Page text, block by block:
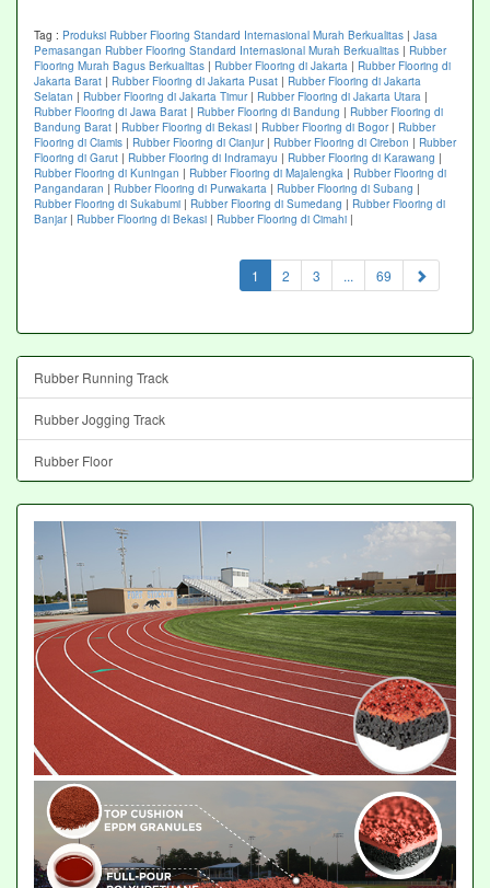
Tag : Produksi Rubber Flooring Standard Internasional Murah Berkualitas | Jasa
Pemasangan Rubber Flooring Standard Internasional Murah Berkualitas | Rubber
Flooring Murah Bagus Berkualitas | Rubber Flooring di Jakarta | Rubber Flooring di
Jakarta Barat | Rubber Flooring di Jakarta Pusat | Rubber Flooring di Jakarta
Selatan | Rubber Flooring di Jakarta Timur| Rubber Flooring di Jakarta Utara |
Rubber Flooring di Jawa Barat | Rubber Flooring di Bandung | Rubber Flooring di
Bandung Barat | Rubber Flooring di Bekasi | Rubber Flooring di Bogor| Rubber
Flooring di Ciamis | Rubber Flooring di Cianjur| Rubber Flooring di Cirebon | Rubber
Flooring di Garut | Rubber Flooring di Indramayu | Rubber Flooring di Karawang |
Rubber Flooring di Kuningan | Rubber Flooring di Majalengka | Rubber Flooring di
Pangandaran | Rubber Flooring di Purwakarta | Rubber Flooring di Subang |
Rubber Flooring di Sukabumi | Rubber Flooring di Sumedang | Rubber Flooring di
Banjar| Rubber Flooring di Bekasi | Rubber Flooring di Cimahi |
1 (current)
2 3 ... 69
Rubber Running Track
Rubber Jogging Track
Rubber Floor